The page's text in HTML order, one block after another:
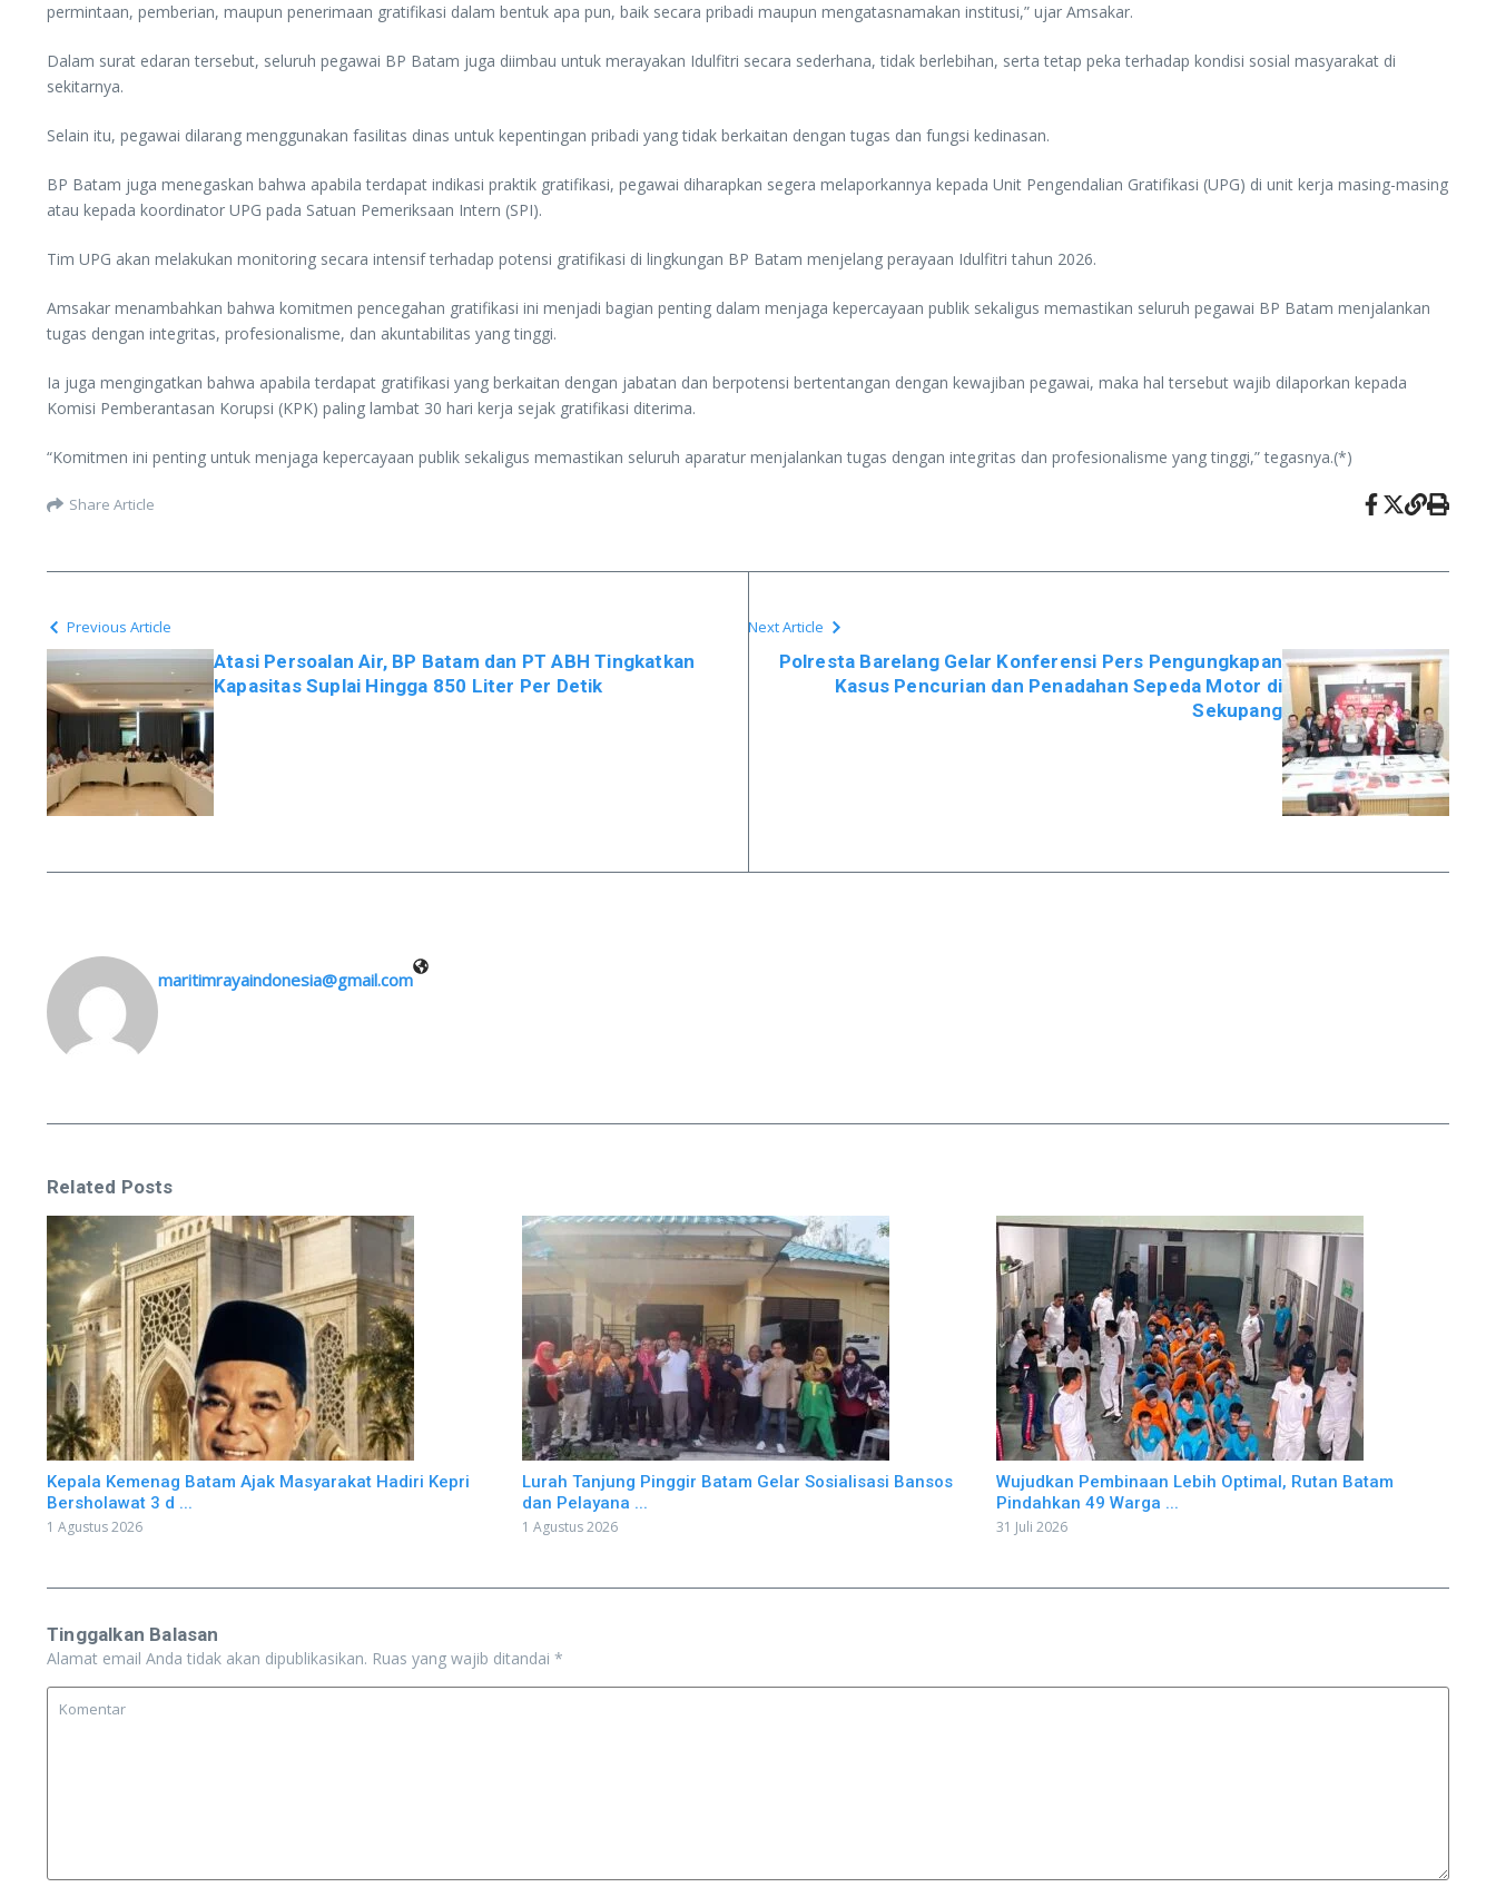
permintaan, pemberian, maupun penerimaan gratifikasi dalam bentuk apa pun, baik secara pribadi maupun mengatasnamakan institusi,” ujar Amsakar.
Dalam surat edaran tersebut, seluruh pegawai BP Batam juga diimbau untuk merayakan Idulfitri secara sederhana, tidak berlebihan, serta tetap peka terhadap kondisi sosial masyarakat di
sekitarnya.
Selain itu, pegawai dilarang menggunakan fasilitas dinas untuk kepentingan pribadi yang tidak berkaitan dengan tugas dan fungsi kedinasan.
BP Batam juga menegaskan bahwa apabila terdapat indikasi praktik gratifikasi, pegawai diharapkan segera melaporkannya kepada Unit Pengendalian Gratifikasi (UPG) di unit kerja masing-masing
atau kepada koordinator UPG pada Satuan Pemeriksaan Intern (SPI).
Tim UPG akan melakukan monitoring secara intensif terhadap potensi gratifikasi di lingkungan BP Batam menjelang perayaan Idulfitri tahun 2026.
Amsakar menambahkan bahwa komitmen pencegahan gratifikasi ini menjadi bagian penting dalam menjaga kepercayaan publik sekaligus memastikan seluruh pegawai BP Batam menjalankan
tugas dengan integritas, profesionalisme, dan akuntabilitas yang tinggi.
Ia juga mengingatkan bahwa apabila terdapat gratifikasi yang berkaitan dengan jabatan dan berpotensi bertentangan dengan kewajiban pegawai, maka hal tersebut wajib dilaporkan kepada
Komisi Pemberantasan Korupsi (KPK) paling lambat 30 hari kerja sejak gratifikasi diterima.
“Komitmen ini penting untuk menjaga kepercayaan publik sekaligus memastikan seluruh aparatur menjalankan tugas dengan integritas dan profesionalisme yang tinggi,” tegasnya.(*)
Share Article
Previous Article
Atasi Persoalan Air, BP Batam dan PT ABH Tingkatkan
Kapasitas Suplai Hingga 850 Liter Per Detik
Next Article
Polresta Barelang Gelar Konferensi Pers Pengungkapan
Kasus Pencurian dan Penadahan Sepeda Motor di
Sekupang
maritimrayaindonesia@gmail.com
Related Posts
Kepala Kemenag Batam Ajak Masyarakat Hadiri Kepri
Bersholawat 3 d ...
1 Agustus 2026
Lurah Tanjung Pinggir Batam Gelar Sosialisasi Bansos
dan Pelayana ...
1 Agustus 2026
Wujudkan Pembinaan Lebih Optimal, Rutan Batam
Pindahkan 49 Warga ...
31 Juli 2026
Tinggalkan Balasan
Alamat email Anda tidak akan dipublikasikan. Ruas yang wajib ditandai *